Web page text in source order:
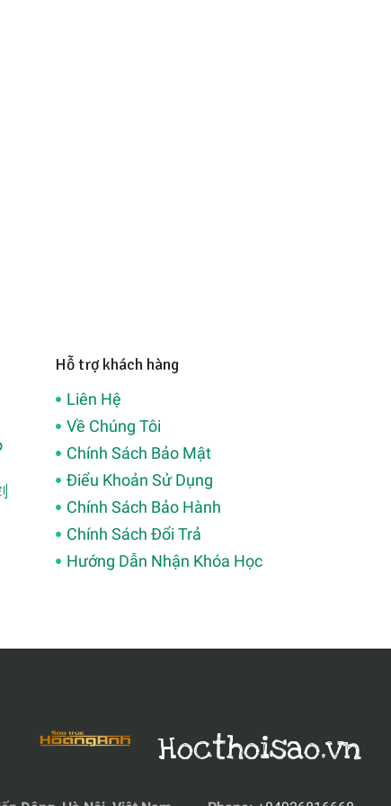
Hỗ trợ khách hàng
Liên Hệ
Về Chúng Tôi
Chính Sách Bảo Mật
Điểu Khoản Sử Dụng
Chính Sách Bảo Hành
Chính Sách Đổi Trả
Hướng Dẫn Nhận Khóa Học
Hocthoisao.vn